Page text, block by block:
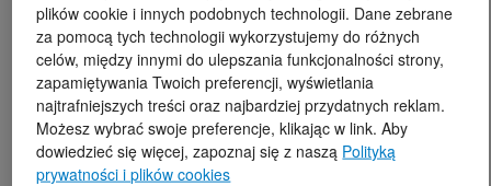
plików cookie i innych podobnych technologii. Dane zebrane
za pomocą tych technologii wykorzystujemy do różnych
celów, między innymi do ulepszania funkcjonalności strony,
zapamiętywania Twoich preferencji, wyświetlania
najtrafniejszych treści oraz najbardziej przydatnych reklam.
Możesz wybrać swoje preferencje, klikając w link. Aby
dowiedzieć się więcej, zapoznaj się z naszą Polityką
prywatności i plików cookies